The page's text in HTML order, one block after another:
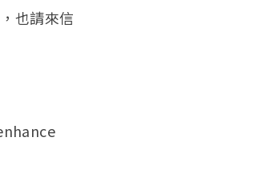
也請來信